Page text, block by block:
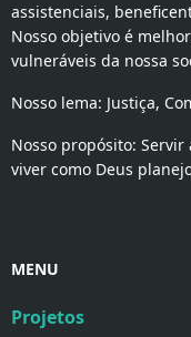
assistenciais,
Nosso objetivo é
vulneráveis da nossa
Nosso lema: Justiça,
Nosso propósito:
viver como Deus
MENU
Projetos